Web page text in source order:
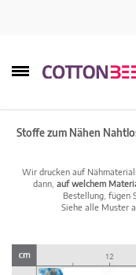
Stoffe zum Nähen
Wir drucken auf
dann, auf welchem
Bestellung, fügen
Siehe alle Muster